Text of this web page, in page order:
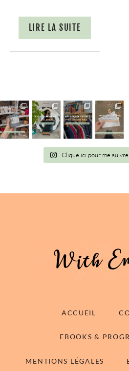
LIRE LA SUITE
Clique ici pour me
ACCUEIL
EBOOKS &
MENTIONS LÉGALES